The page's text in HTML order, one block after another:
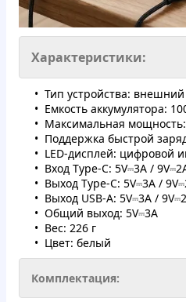
Характеристики:
Тип устройства: внешний
Емкость аккумулятора:
Максимальная
Поддержка быстрой
LED-дисплей: цифровой
Вход Type-C: 5V⎓3A /
Выход Type-C: 5V⎓3A /
Выход USB-A: 5V⎓3A /
Общий выход: 5V⎓3A
Вес: 226 г
Цвет: белый
Комплектация: